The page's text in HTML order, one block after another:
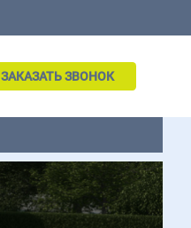
ЗАКАЗАТЬ ЗВОНОК